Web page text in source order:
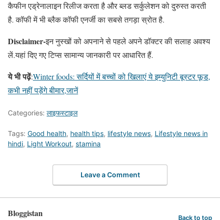
कैफीन एड्रेनालाइन रिलीज करता है और ब्लड सर्कुलेशन को दुरुस्त करती
है. कॉफी में भी ब्लैक कॉफी एनर्जी का सबसे तगड़ा स्रोत है.
Disclaimer-इन नुस्खों को अपनाने से पहले अपने डॉक्टर की सलाह अवश्य
लें.यहां दिए गए टिप्स सामान्य जानकारी पर आधारित हैं.
ये भी पढ़ें:Winter foods: सर्दियों में बच्चों को खिलाएं ये इम्युनिटी बूस्टर फूड,
कभी नहीं पड़ेंगे बीमार,जानें
Categories: लाइफस्टाइल
Tags: Good health, health tips, lifestyle news, Lifestyle news in
hindi, Light Workout, stamina
Leave a Comment
Bloggistan Back to top